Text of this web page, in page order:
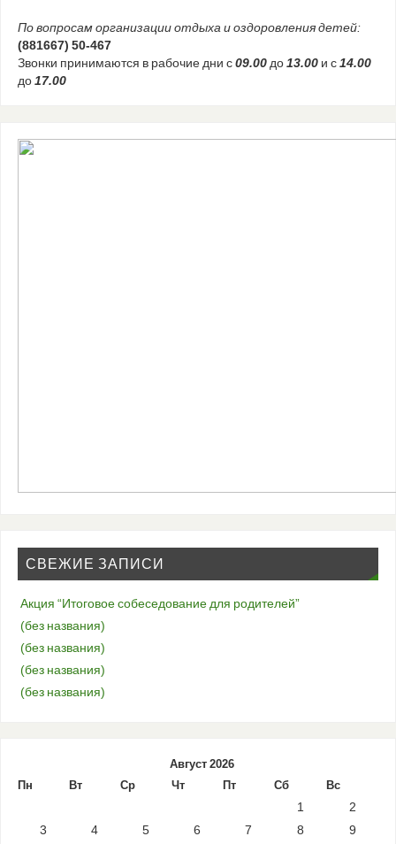
По вопросам организации отдыха и оздоровления детей:
(881667) 50-467
Звонки принимаются в рабочие дни с09.00до13.00и с14.00
до17.00
СВЕЖИЕ ЗАПИСИ
Акция “Итоговое собеседование для родителей”
(без названия)
(без названия)
(без названия)
(без названия)
Август 2026
Пн
Вт Ср Чт Пт Сб Вс
1
2
3
4 5 6 7 8
9